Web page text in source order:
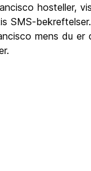
hosteller,
SMS-
mens du